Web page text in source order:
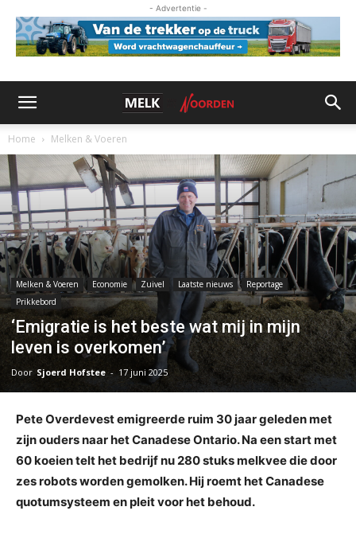
- Advertentie -
Home Melken & Voeren
Melken & Voeren Economie Zuivel Laatste nieuws
Reportage
Prikkebord
‘Emigratie is het beste wat mij in mijn
leven is overkomen’
Door Sjoerd Hofstee - 17 juni 2025
Pete Overdevest emigreerde ruim 30 jaar geleden met
zijn ouders naar het Canadese Ontario. Na een start met
60 koeien telt het bedrijf nu 280 stuks melkvee die door
zes robots worden gemolken. Hij roemt het Canadese
quotumsysteem en pleit voor het behoud.